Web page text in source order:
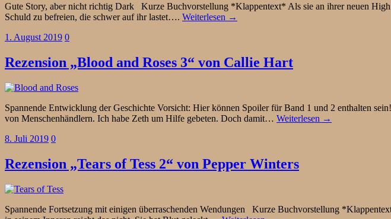
Gute Story, aber nicht richtig Dark Kurze Buchvorstellung *Klappentext* Als sie an ihrer neuen
Schuld zu befreien, die schwer auf ihr lastet…. Weiterlesen →
1. August 2019 0
Rezension „Blood and Roses 3“ von Callie Hart
Spannende Entwicklung der Geschichte Vorsicht: Hier können Spoiler für Band 1 und 2 enthalten
von Menschenhändlern. Ich habe Zeth um Hilfe gebeten. Doch damit… Weiterlesen →
8. Juli 2019 0
Rezension „Tears of Tess 2“ von Pepper Winters
Spannende Fortsetzung mit einigen überraschenden Wendungen Kurze Buchvorstellung